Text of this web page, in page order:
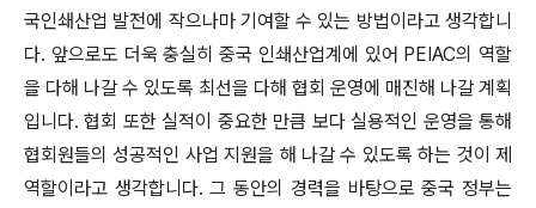
국인쇄산업 발전에 작으나마 기여할 수 있는 방법이라고 생각합니
다. 앞으로도 더욱 충실히 중국 인쇄산업계에 있어 PEIAC의 역할
을 다해 나갈 수 있도록 최선을 다해 협회 운영에 매진해 나갈 계획
입니다. 협회 또한 실적이 중요한 만큼 보다 실용적인 운영을 통해
협회원들의 성공적인 사업 지원을 해 나갈 수 있도록 하는 것이 제
역할이라고 생각합니다. 그 동안의 경력을 바탕으로 중국 정부는